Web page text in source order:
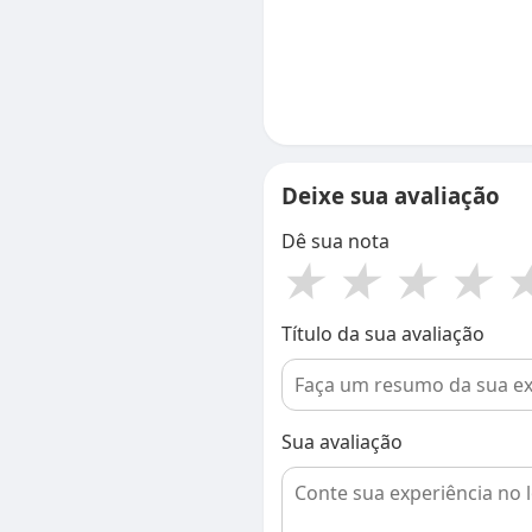
Deixe sua avaliação
Dê sua nota
★ ★ ★ ★
Título da sua avaliação
Sua avaliação